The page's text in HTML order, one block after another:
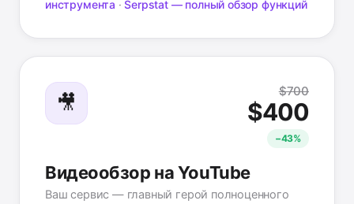
инструмента ·Serpstat — полный обзор функций
🎥 $700
$400
−43%
Видеообзор на YouTube
Ваш сервис — главный герой полноценного